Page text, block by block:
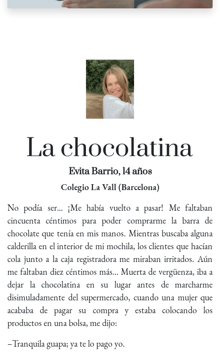
La chocolatina
Evita Barrio, 14 años
Colegio La Vall (Barcelona)
No podía ser... ¡Me había vuelto a pasar! Me faltaban
cincuenta céntimos para poder comprarme la barra de
chocolate que tenía en mis manos. Mientras buscaba alguna
calderilla en el interior de mi mochila, los clientes que hacían
cola junto a la caja registradora me miraban irritados. Aún
me faltaban diez céntimos más… Muerta de vergüenza, iba a
dejar la chocolatina en su lugar antes de marcharme
disimuladamente del supermercado, cuando una mujer que
acababa de pagar su compra y estaba colocando los
productos en una bolsa, me dijo:
–Tranquila guapa; ya te lo pago yo.